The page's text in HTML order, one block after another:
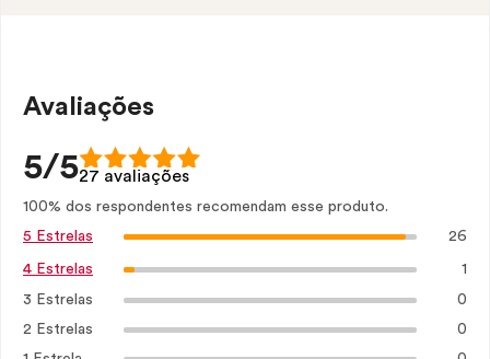
Avaliações
5/527 avaliações
100% dos respondentes recomendam esse produto.
5 Estrelas
26
4 Estrelas 1
3 Estrelas
0
2 Estrelas
0